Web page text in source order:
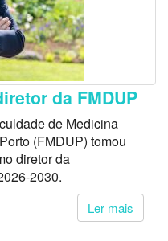
da FMDUP
de Medicina
(FMDUP) tomou
diretor da
2030.
Ler mais